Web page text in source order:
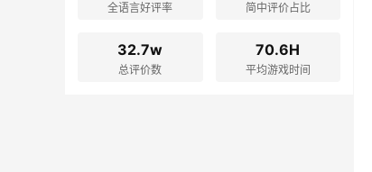
全语言好评率 简中评价占比
32.7w
总评价数
70.6H
平均游戏时间